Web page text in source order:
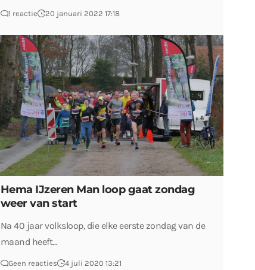
1 reactie 20 januari 2022 17:18
Hema IJzeren Man loop gaat zondag
weer van start
Na 40 jaar volksloop, die elke eerste zondag van de
maand heeft…
Geen reacties 4 juli 2020 13:21